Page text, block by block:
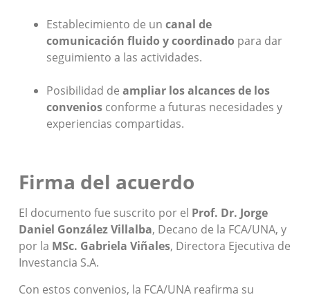
Establecimiento de un canal de
comunicación fluido y coordinado para dar
seguimiento a las actividades.
Posibilidad de ampliar los alcances de los
convenios conforme a futuras necesidades y
experiencias compartidas.
Firma del acuerdo
El documento fue suscrito por el Prof. Dr. Jorge
Daniel González Villalba, Decano de la FCA/UNA, y
por la MSc. Gabriela Viñales, Directora Ejecutiva de
Investancia S.A.
Con estos convenios, la FCA/UNA reafirma su